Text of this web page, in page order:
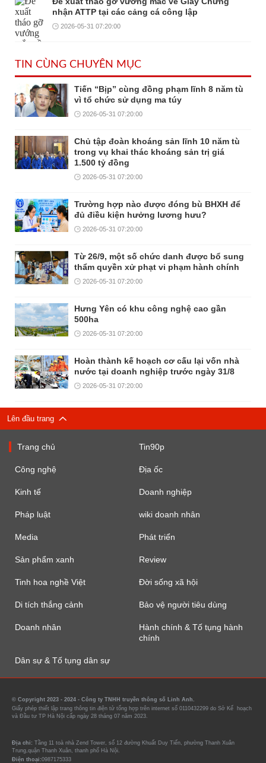
nhận ATTP tại các cảng cá công lập
2026-05-31 07:20:00
TIN CÙNG CHUYÊN MỤC
Tiến “Bịp” cùng đồng phạm lĩnh 8 năm tù
vì tổ chức sử dụng ma túy
2026-05-31 07:20:00
Chủ tập đoàn khoáng sản lĩnh 10 năm tù
trong vụ khai thác khoáng sản trị giá
1.500 tỷ đồng
2026-05-31 07:20:00
Trường hợp nào được đóng bù BHXH để
đủ điều kiện hưởng lương hưu?
2026-05-31 07:20:00
Từ 26/9, một số chức danh được bổ sung
thẩm quyền xử phạt vi phạm hành chính
2026-05-31 07:20:00
Hưng Yên có khu công nghệ cao gần
500ha
2026-05-31 07:20:00
Hoàn thành kế hoạch cơ cấu lại vốn nhà
nước tại doanh nghiệp trước ngày 31/8
2026-05-31 07:20:00
Lên đầu trang
Trang chủ Tin90p
Công nghệ Địa ốc
Kinh tế Doanh nghiệp
Pháp luật wiki doanh nhân
Media Phát triển
Sản phẩm xanh Review
Tinh hoa nghề Việt Đời sống xã hội
Di tích thắng cảnh Bảo vệ người tiêu dùng
Doanh nhân
Hành chính & Tố tụng hành
chính
Dân sự & Tố tụng dân sự
© Copyright 2023 - 2024 - Công ty TNHH truyền thông số Linh Anh.
Giấy phép thiết lập trang thông tin điện tử tổng hợp trên internet số 0110432299 do Sở Kế hoạch
và Đầu tư TP Hà Nội cấp ngày 28 tháng 07 năm 2023.
Địa chỉ: Tầng 11 toà nhà Zend Tower, số 12 đường Khuất Duy Tiến, phường Thanh Xuân
Trung,quận Thanh Xuân, thanh phố Hà Nội.
Điện thoại:0987175333